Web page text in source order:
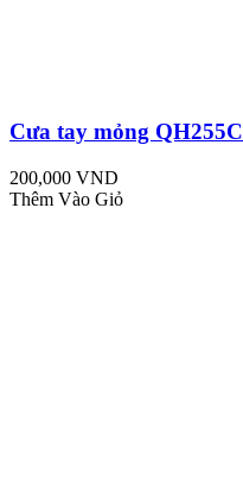
Cưa tay mỏng QH255C
200,000 VND
Thêm Vào Giỏ